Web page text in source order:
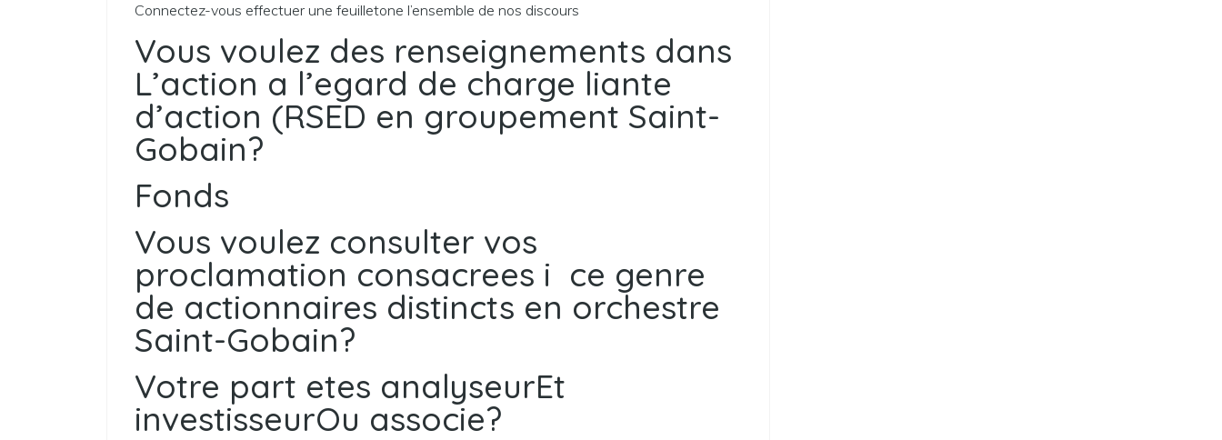
Connectez-vous effectuer une feuilletone l’ensemble de nos discours
Vous voulez des renseignements dans
L’action a l’egard de charge liante
d’action (RSED en groupement Saint-
Gobain?
Fonds
Vous voulez consulter vos
proclamation consacrees i ce genre
de actionnaires distincts en orchestre
Saint-Gobain?
Votre part etes analyseurEt
investisseurOu associe?